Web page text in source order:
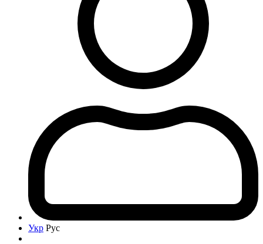
Укр Рус